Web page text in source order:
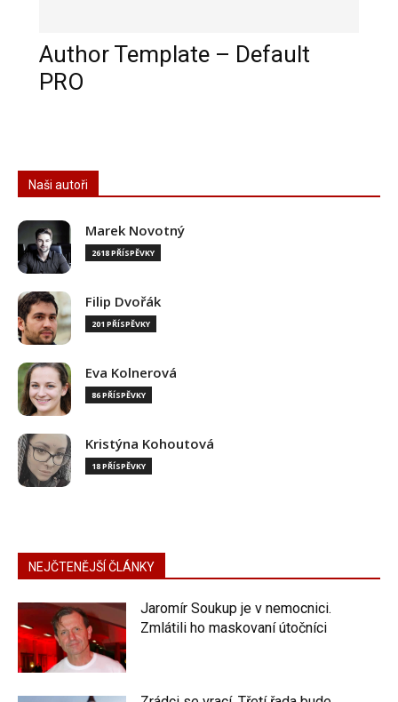
Author Template – Default
PRO
Naši autoři
Marek Novotný
2618 PŘÍSPĚVKY
Filip Dvořák
201 PŘÍSPĚVKY
Eva Kolnerová
86 PŘÍSPĚVKY
Kristýna Kohoutová
18 PŘÍSPĚVKY
NEJČTENĚJŠÍ ČLÁNKY
Jaromír Soukup je v nemocnici.
Zmlátili ho maskovaní útočníci